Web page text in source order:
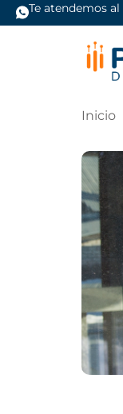
Te atendemos al
Inicio